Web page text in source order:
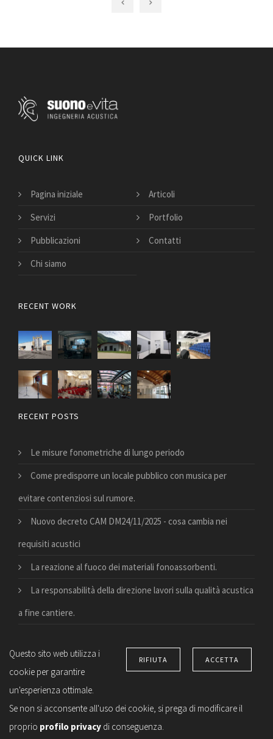
QUICK LINK
Pagina iniziale
Articoli
Servizi
Portfolio
Pubblicazioni
Contatti
Chi siamo
RECENT WORK
RECENT POSTS
Le misure fonometriche di lungo periodo
Come predisporre un locale pubblico con musica per
evitare contenziosi sul rumore.
Nuovo decreto CAM DM24/11/2025 - cosa cambia nei
requisiti acustici
La reazione al fuoco dei materiali fonoassorbenti.
La responsabilità della direzione lavori sulla qualità acustica
a fine cantiere.
notice– Privacy Apps
Credits
ACCETTA
RIFIUTA
Questo sito web utilizza i
cookie per garantire
un'esperienza ottimale.
Se non si acconsente all'uso dei cookie, si prega di modificare il
proprio profilo privacy di conseguenza.